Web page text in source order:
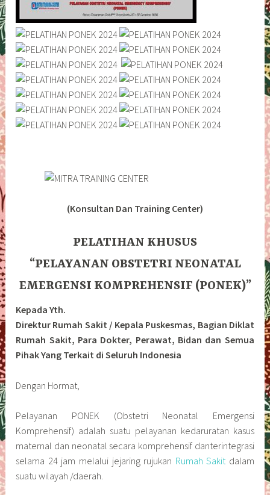
(Konsultan Dan Training Center)
PELATIHAN KHUSUS
“PELAYANAN OBSTETRI NEONATAL
EMERGENSI KOMPREHENSIF (PONEK)”
Kepada Yth.
Direktur Rumah Sakit / Kepala Puskesmas, Bagian Diklat
Rumah Sakit, Para Dokter, Perawat, Bidan dan Semua
Pihak Yang Terkait di Seluruh Indonesia
Dengan Hormat,
Pelayanan PONEK (Obstetri Neonatal Emergensi
Komprehensif) adalah suatu pelayanan kedaruratan kasus
maternal dan neonatal secara komprehensif danterintegrasi
selama 24 jam melalui jejaring rujukan Rumah Sakitdalam
suatu wilayah /daerah.